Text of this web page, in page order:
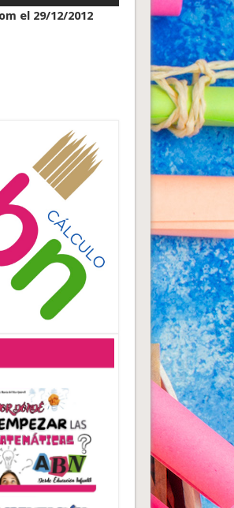
el 29/12/2012